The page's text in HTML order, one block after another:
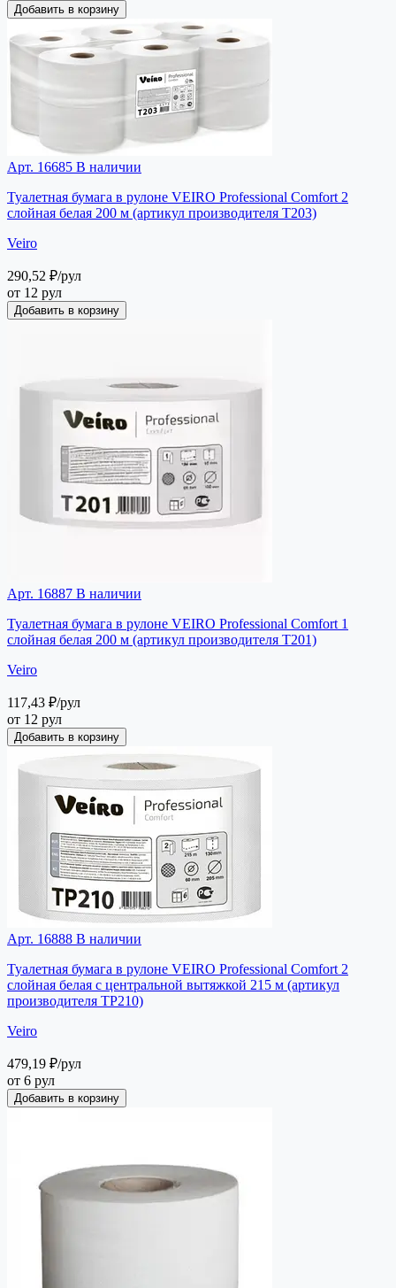
Добавить в корзину
Арт. 16685 В наличии
Туалетная бумага в рулоне VEIRO Professional Comfort 2
слойная белая 200 м (артикул производителя Т203)
Veiro
290,52 ₽/рул
от 12 рул
Добавить в корзину
Арт. 16887 В наличии
Туалетная бумага в рулоне VEIRO Professional Comfort 1
слойная белая 200 м (артикул производителя Т201)
Veiro
117,43 ₽/рул
от 12 рул
Добавить в корзину
Арт. 16888 В наличии
Туалетная бумага в рулоне VEIRO Professional Comfort 2
слойная белая с центральной вытяжкой 215 м (артикул
производителя ТP210)
Veiro
479,19 ₽/рул
от 6 рул
Добавить в корзину